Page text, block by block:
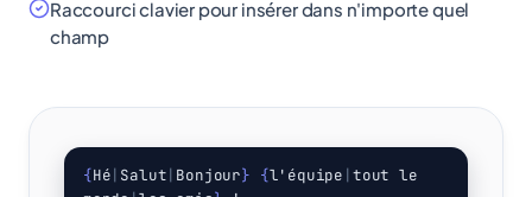
Raccourci clavier pour insérer dans n'importe quel
champ
{Hé| Salut| Bonjour} {l'équipe | tout le